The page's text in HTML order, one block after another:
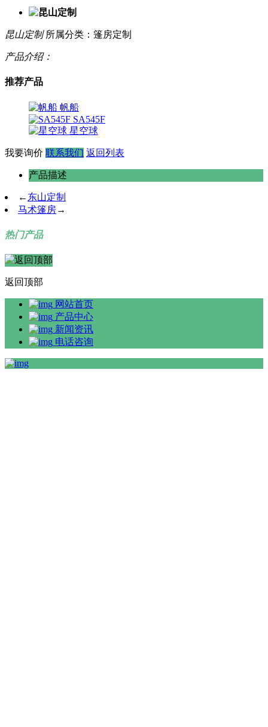
昆山定制 所属分类：篷房定制
产品介绍：
推荐产品
帆船
SA545F
星空球
我要询价 联系我们 返回列表
产品描述
← 东山定制
马术篷房→
热门产品
返回顶部
网站首页
产品中心
新闻资讯
电话咨询